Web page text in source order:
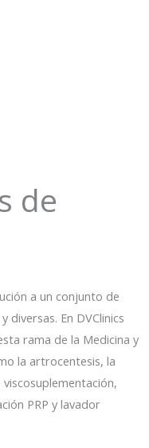
de
a un conjunto de
diversas. En DVClinics
rama de la Medicina y
la artrocentesis, la
PRP y lavador